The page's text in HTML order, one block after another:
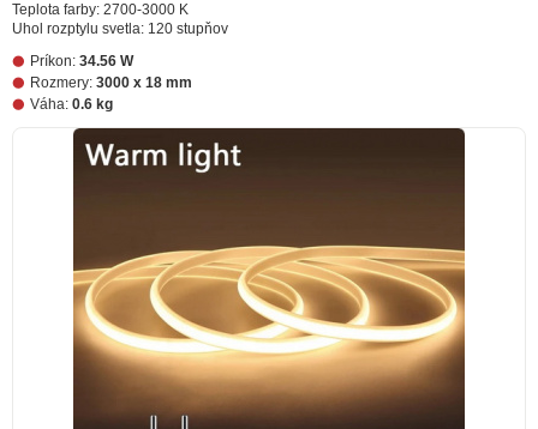
Teplota farby: 2700-3000 K
Uhol rozptylu svetla: 120 stupňov
Príkon: 34.56 W
Rozmery: 3000 x 18 mm
Váha: 0.6 kg